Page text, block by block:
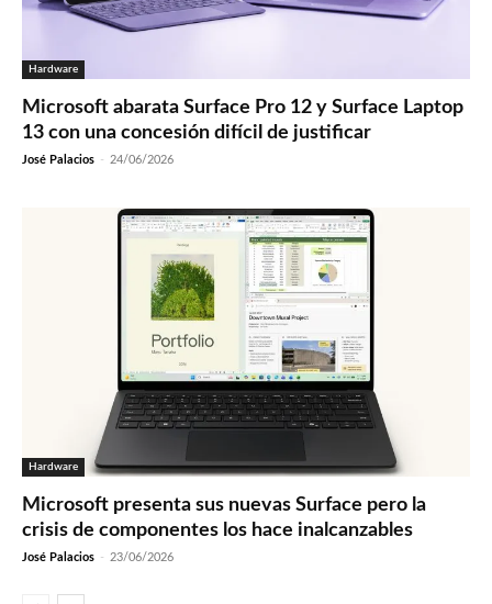
Hardware
Microsoft abarata Surface Pro 12 y Surface Laptop
13 con una concesión difícil de justificar
José Palacios - 24/06/2026
Hardware
Microsoft presenta sus nuevas Surface pero la
crisis de componentes los hace inalcanzables
José Palacios - 23/06/2026